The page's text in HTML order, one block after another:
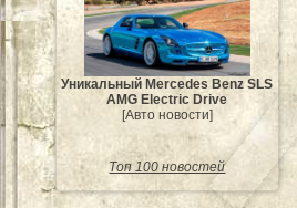
Уникальный Mercedes Benz SLS
AMG Electric Drive
[Авто новости]
Топ 100 новостей